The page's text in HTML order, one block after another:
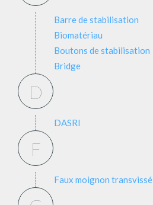
Barre de stabilisation
Biomatériau
Boutons de stabilisation
Bridge
D
DASRI
F
Faux moignon transvissé